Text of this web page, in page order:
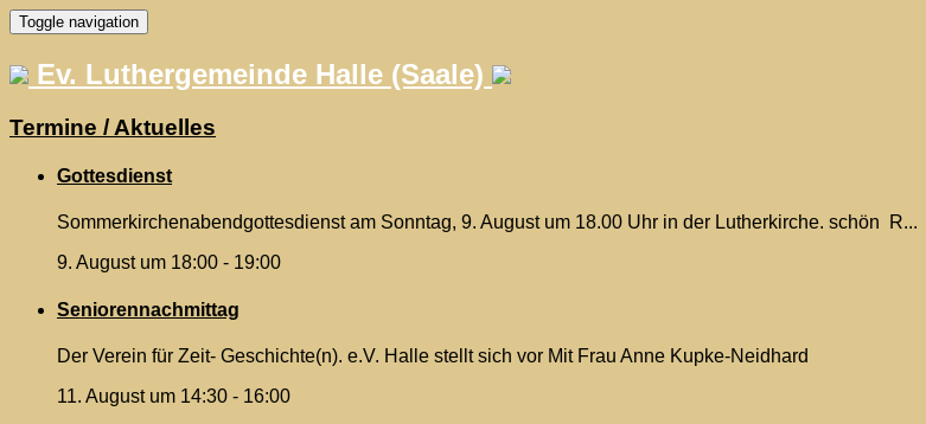
Skip
to
content
Toggle navigation
Ev. Luthergemeinde Halle (Saale)
Termine / Aktuelles
Gottesdienst
Sommerkirchenabendgottesdienst am Sonntag, 9. August um 18.00 Uhr in der Lutherkirche. schön R...
9. August um 18:00 - 19:00
Seniorennachmittag
Der Verein für Zeit- Geschichte(n). e.V. Halle stellt sich vor Mit Frau Anne Kupke-Neidhard
11. August um 14:30 - 16:00